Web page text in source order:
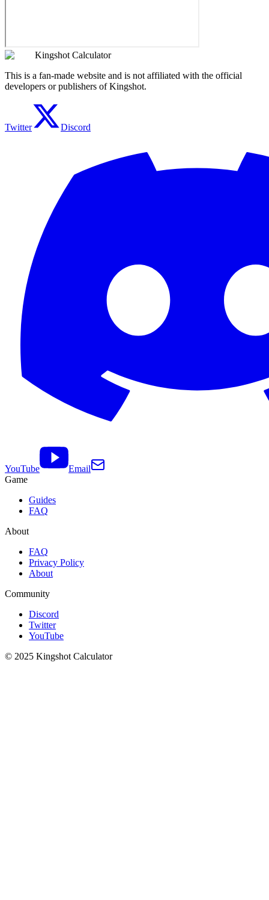
Kingshot Calculator
This is a fan-made website and is not affiliated with the official
developers or publishers of Kingshot.
Twitter Discord
YouTube
Email
Game
Guides
FAQ
About
FAQ
Privacy Policy
About
Community
Discord
Twitter
YouTube
© 2025 Kingshot Calculator